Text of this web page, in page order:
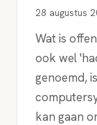
28 augustus
Wat is
ook wel
genoemd,
kan gaan